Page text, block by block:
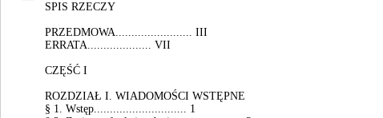
SPIS RZECZY
PRZEDMOWA........................ III
ERRATA.................... VII
CZĘŚĆ I
ROZDZIAŁ I. WIADOMOŚCI WSTĘPNE
§ 1. Wstęp............................. 1